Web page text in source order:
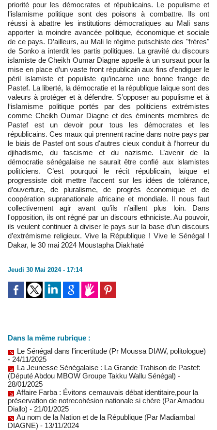
priorité pour les démocrates et républicains. Le populisme et
l’islamisme politique sont des poisons à combattre. Ils ont
réussi à abattre les institutions démocratiques au Mali sans
apporter la moindre avancée politique, économique et sociale
de ce pays. D’ailleurs, au Mali le régime putschiste des "frères"
de Sonko a interdit les partis politiques. La gravité du discours
islamiste de Cheikh Oumar Diagne appelle à un sursaut pour la
mise en place d’un vaste front républicain aux fins d’endiguer le
péril islamiste et populiste qu’incarne une bonne frange de
Pastef. La liberté, la démocratie et la république laïque sont des
valeurs à protéger et à défendre. S’opposer au populisme et à
l‘islamisme politique portés par des politiciens extrémistes
comme Cheikh Oumar Diagne et des éminents membres de
Pastef est un devoir pour tous les démocrates et les
républicains. Ces maux qui prennent racine dans notre pays par
le biais de Pastef ont sous d'autres cieux conduit à l’horreur du
djihadisme, du fascisme et du nazisme. L’avenir de la
démocratie sénégalaise ne saurait être confié aux islamistes
politiciens. C’est pourquoi le récit républicain, laïque et
progressiste doit mettre l’accent sur les idées de tolérance,
d’ouverture, de pluralisme, de progrès économique et de
coopération supranationale africaine et mondiale. Il nous faut
collectivement agir avant qu’ils n’aillent plus loin. Dans
l'opposition, ils ont régné par un discours ethniciste. Au pouvoir,
ils veulent continuer à diviser le pays sur la base d’un discours
d’extrémisme religieux. Vive la République ! Vive le Sénégal !
Dakar, le 30 mai 2024 Moustapha Diakhaté
Jeudi 30 Mai 2024 - 17:14
Dans la même rubrique :
Le Sénégal dans l’incertitude (Pr Moussa DIAW, politologue)
- 24/11/2025
La Jeunesse Sénégalaise : La Grande Trahison de Pastef:
(Député Abdou MBOW Groupe Takku Wallu Sénégal) -
28/01/2025
Affaire Farba : Évitons cemauvais débat identitaire,pour la
préservation de notrecohésion nationale si chère (Par Amadou
Diallo) - 21/01/2025
Au nom de la Nation et de la République (Par Madiambal
DIAGNE) - 13/11/2024